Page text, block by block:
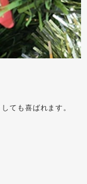
ても喜ばれます。